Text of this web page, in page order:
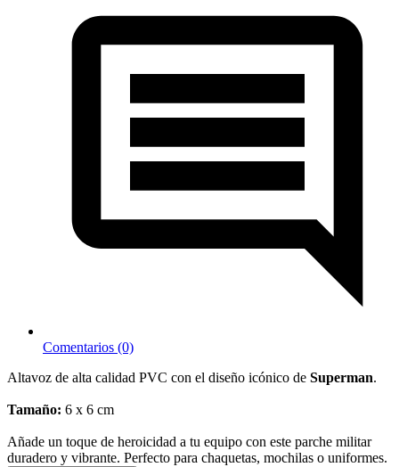
Comentarios (0)
Altavoz de alta calidad PVC con el diseño icónico de Superman.
Tamaño: 6 x 6 cm
Añade un toque de heroicidad a tu equipo con este parche militar
duradero y vibrante. Perfecto para chaquetas, mochilas o uniformes.